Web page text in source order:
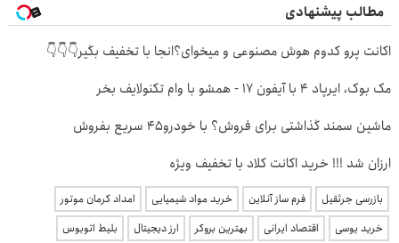
مطالب پیشنهادی
اکانت پرو کدوم هوش مصنوعی و میخوای؟انجا با تخفیف بگیر👇👇👇
مک بوک، ایرپاد 4 با آیفون 17 - همشو با وام تکنولایف بخر
ماشین سمند گذاشتی برای فروش؟ با خودرو45 سریع بفروش
ارزان شد !!! خرید اکانت کلاد با تخفیف ویژه
بازرسی جرثقیل فرم ساز آنلاین خرید مواد شیمیایی
امداد کرمان موتور
خرید یوسی
اقتصاد ایرانی بهترین بروکر ارز دیجیتال بلیط اتوبوس